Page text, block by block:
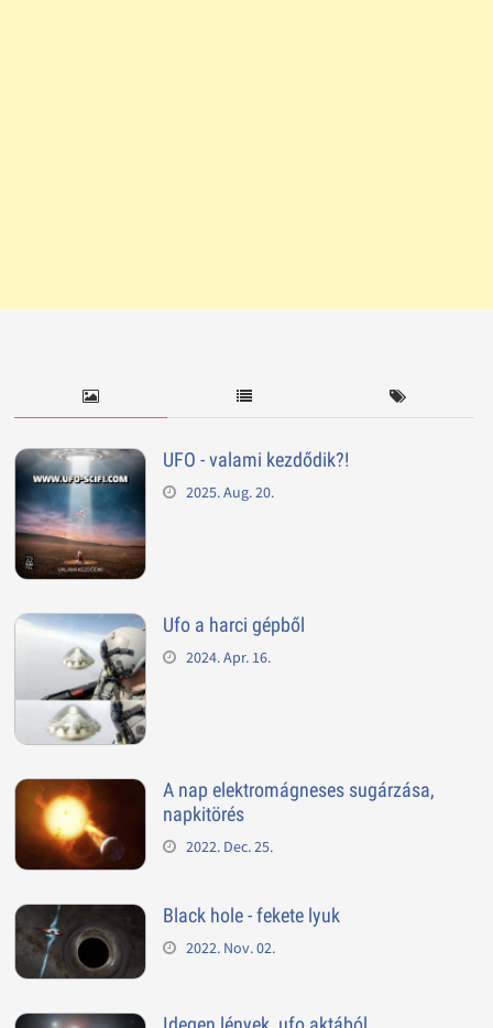
UFO - valami kezdődik?!
2025. Aug. 20.
Ufo a harci gépből
2024. Apr. 16.
A nap elektromágneses sugárzása,
napkitörés
2022. Dec. 25.
Black hole - fekete lyuk
2022. Nov. 02.